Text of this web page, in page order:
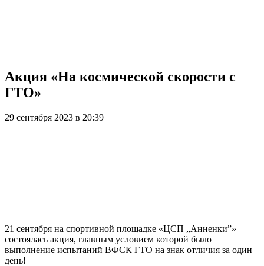
Акция «На космической скорости с
ГТО»
29 сентября 2023 в 20:39
21 сентября на спортивной площадке «ЦСП „Анненки”»
состоялась акция, главным условием которой было
выполнение испытаний ВФСК ГТО на знак отличия за один
день!